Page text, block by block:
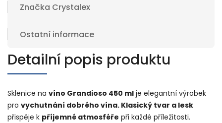
Značka Crystalex
Ostatní informace
Detailní popis produktu
Sklenice na víno Grandioso 450 ml je elegantní výrobek
pro vychutnání dobrého vína. Klasický tvar a lesk
přispěje k příjemné atmosféře při každé příležitosti.